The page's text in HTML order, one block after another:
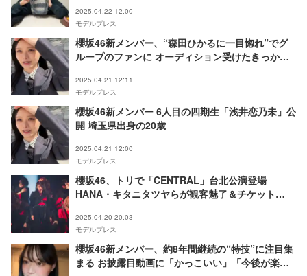
2025.04.22 12:00
モデルプレス
櫻坂46新メンバー、“森田ひかるに一目惚れ”でグ
ループのファンに オーディション受けたきっかけ
2025.04.21 12:11
モデルプレス
櫻坂46新メンバー 6人目の四期生「浅井恋乃未」公
開 埼玉県出身の20歳
2025.04.21 12:00
モデルプレス
櫻坂46、トリで「CENTRAL」台北公演登場
HANA・キタニタツヤらが観客魅了＆チケット
2025.04.20 20:03
モデルプレス
櫻坂46新メンバー、約8年間継続の“特技”に注目集
まる お披露目動画に「かっこいい」「今後が楽し